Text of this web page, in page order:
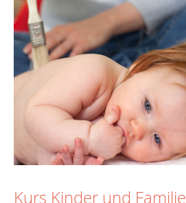
Kurs Kinder und Familie